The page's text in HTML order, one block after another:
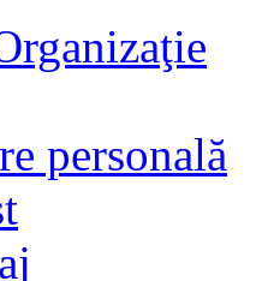
personală